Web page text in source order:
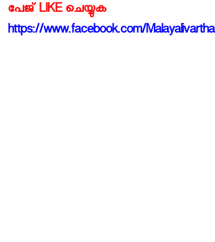
പേജ് LIKE ചെയ്യുക
https://www.facebook.com/Malayalivartha